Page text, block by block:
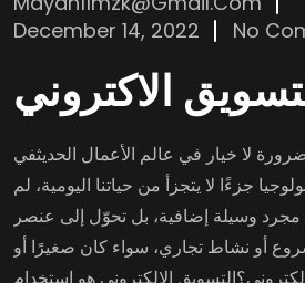
December 14, 2022
No
الاكتروني
لا خيار في عالم الأعمال الحديثفي
جزءًا لا يتجزأ من حياتنا اليومية، لم
مجرد وسيلة إضافية، بل تحوّل إلى عنصر
أو نشاط تجاري، سواء كان صغيرًا أو
الإلكتروني هو استخدام